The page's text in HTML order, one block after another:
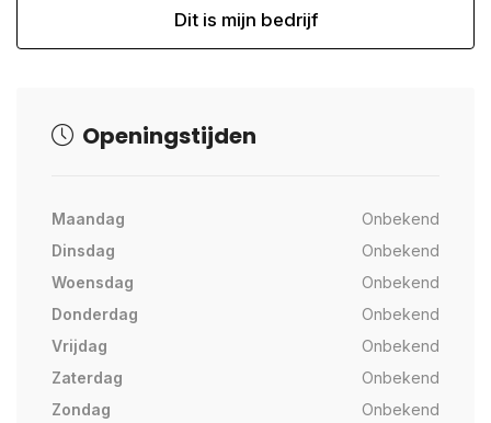
Dit is mijn bedrijf
Openingstijden
Maandag
Onbekend
Dinsdag
Onbekend
Woensdag
Onbekend
Donderdag
Onbekend
Vrijdag
Onbekend
Zaterdag
Onbekend
Zondag
Onbekend